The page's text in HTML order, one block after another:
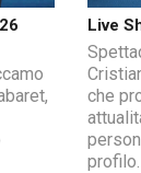
Live
che
profilo.